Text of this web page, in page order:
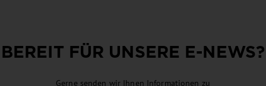
BEREIT FÜR UNSERE E-NEWS?
Gerne senden wir Ihnen Informationen zu